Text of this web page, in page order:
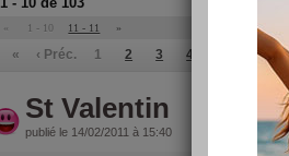
« 1 - 10 11 - 11 »
« ‹ Préc. 1 2 3 4 7
St Valentin
publié le 14/02/2011 à 15:40